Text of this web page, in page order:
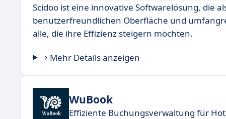
Scidoo ist eine innovative Softwarelösung, die
benutzerfreundlichen Oberfläche und
alle, die ihre Effizienz steigern möchten.
Mehr Details anzeigen
WuBook
Effiziente Buchungsverwaltung für